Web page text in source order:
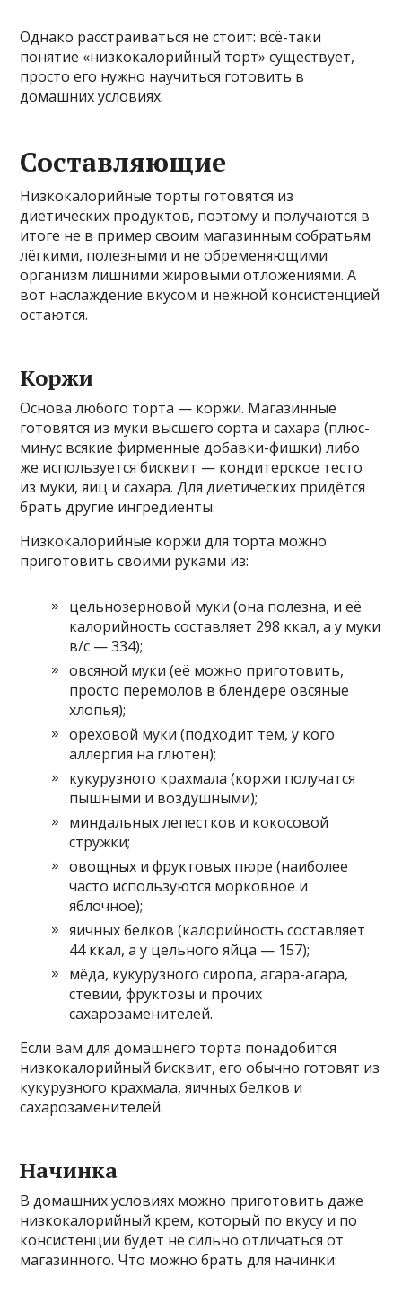
Однако расстраиваться не стоит: всё-таки
понятие «низкокалорийный торт» существует,
просто его нужно научиться готовить в
домашних условиях.
Составляющие
Низкокалорийные торты готовятся из
диетических продуктов, поэтому и получаются в
итоге не в пример своим магазинным собратьям
лёгкими, полезными и не обременяющими
организм лишними жировыми отложениями. А
вот наслаждение вкусом и нежной консистенцией
остаются.
Коржи
Основа любого торта — коржи. Магазинные
готовятся из муки высшего сорта и сахара (плюс-
минус всякие фирменные добавки-фишки) либо
же используется бисквит — кондитерское тесто
из муки, яиц и сахара. Для диетических придётся
брать другие ингредиенты.
Низкокалорийные коржи для торта можно
приготовить своими руками из:
цельнозерновой муки (она полезна, и её
калорийность составляет 298 ккал, а у муки
в/с — 334);
овсяной муки (её можно приготовить,
просто перемолов в блендере овсяные
хлопья);
ореховой муки (подходит тем, у кого
аллергия на глютен);
кукурузного крахмала (коржи получатся
пышными и воздушными);
миндальных лепестков и кокосовой
стружки;
овощных и фруктовых пюре (наиболее
часто используются морковное и
яблочное);
яичных белков (калорийность составляет
44 ккал, а у цельного яйца — 157);
мёда, кукурузного сиропа, агара-агара,
стевии, фруктозы и прочих
сахарозаменителей.
Если вам для домашнего торта понадобится
низкокалорийный бисквит, его обычно готовят из
кукурузного крахмала, яичных белков и
сахарозаменителей.
Начинка
В домашних условиях можно приготовить даже
низкокалорийный крем, который по вкусу и по
консистенции будет не сильно отличаться от
магазинного. Что можно брать для начинки: